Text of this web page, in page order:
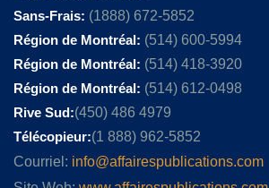
Sans-Frais: (1888) 672-5852
Région de Montréal: (514) 600-5994
Région de Montréal: (514) 418-3920
Région de Montréal: (514) 612-0498
Rive Sud:(450) 486 4979
Télécopieur:(1 888) 962-5852
Courriel: info@affairespublications.com